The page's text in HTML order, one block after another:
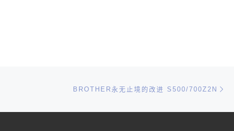
BROTHER永无止境的改进 S500/700Z2N